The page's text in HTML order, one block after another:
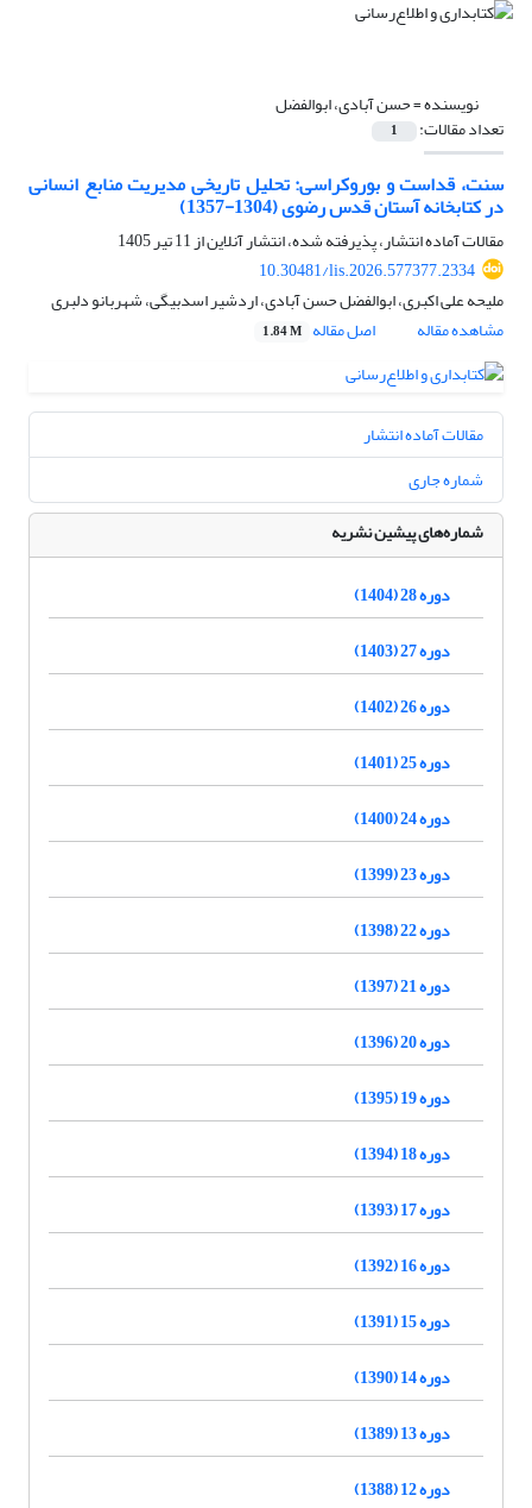
نویسنده =حسن آبادی، ابوالفضل
تعداد مقالات: 1
سنت، قداست و بوروکراسی: تحلیل تاریخی مدیریت منابع انسانی
در کتابخانه آستان قدس رضوی (1304-1357)
مقالات آماده انتشار، پذیرفته شده، انتشار آنلاین از11 تیر 1405
10.30481/lis.2026.577377.2334
ملیحه علی اکبری، ابوالفضل حسن آبادی، اردشیر اسدبیگی، شهربانو دلبری
مشاهده مقاله
اصل مقاله 1.84 M
مقالات آماده انتشار
شماره جاری
شماره‌های پیشین نشریه
دوره 28 (1404)
دوره 27 (1403)
دوره 26 (1402)
دوره 25 (1401)
دوره 24 (1400)
دوره 23 (1399)
دوره 22 (1398)
دوره 21 (1397)
دوره 20 (1396)
دوره 19 (1395)
دوره 18 (1394)
دوره 17 (1393)
دوره 16 (1392)
دوره 15 (1391)
دوره 14 (1390)
دوره 13 (1389)
دوره 12 (1388)